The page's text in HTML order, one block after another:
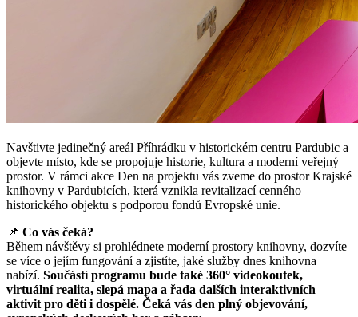
Navštivte jedinečný areál Příhrádku v historickém centru Pardubic a
objevte místo, kde se propojuje historie, kultura a moderní veřejný
prostor. V rámci akce Den na projektu vás zveme do prostor Krajské
knihovny v Pardubicích, která vznikla revitalizací cenného
historického objektu s podporou fondů Evropské unie.
📌 Co vás čeká?
Během návštěvy si prohlédnete moderní prostory knihovny, dozvíte
se více o jejím fungování a zjistíte, jaké služby dnes knihovna
nabízí. Součástí programu bude také 360° videokoutek,
virtuální realita, slepá mapa a řada dalších interaktivních
aktivit pro děti i dospělé. Čeká vás den plný objevování,